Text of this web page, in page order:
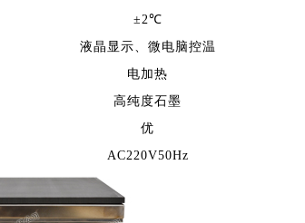
±2℃
液晶显示、微电脑控温
电加热
高纯度石墨
优
AC220V50Hz